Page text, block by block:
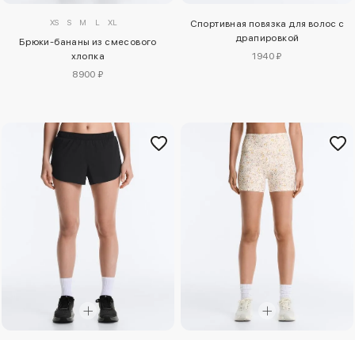
XS S M L XL
Брюки-бананы из смесового
хлопка
8900 ₽
Спортивная повязка для волос с
драпировкой
1940 ₽